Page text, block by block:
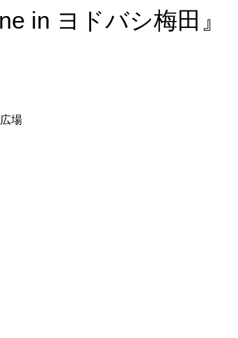
in ヨドバシ梅田』
場